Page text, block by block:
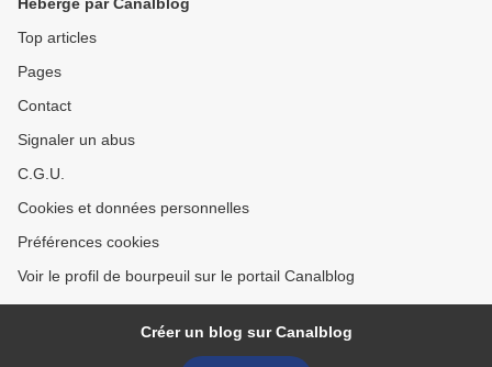
Top articles
Pages
Contact
Signaler un abus
C.G.U.
Cookies et données personnelles
Préférences cookies
Voir le profil de bourpeuil sur le portail Canalblog
Créer un blog sur Canalblog